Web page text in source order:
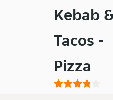
Kebab
Tacos -
Pizza